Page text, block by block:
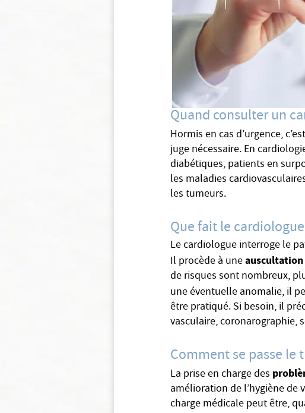
Quand consulter un
Hormis en cas d’urgence,
juge nécessaire. En
diabétiques, patients en
les maladies
les tumeurs.
Que fait le
Le cardiologue interroge le
Il procède à une
de risques sont nombreux,
une éventuelle anomalie, il
être pratiqué. Si besoin, il
vasculaire, coronarographie,
Comment se passe
La prise en charge des
amélioration de l’hygiène
charge médicale peut être,